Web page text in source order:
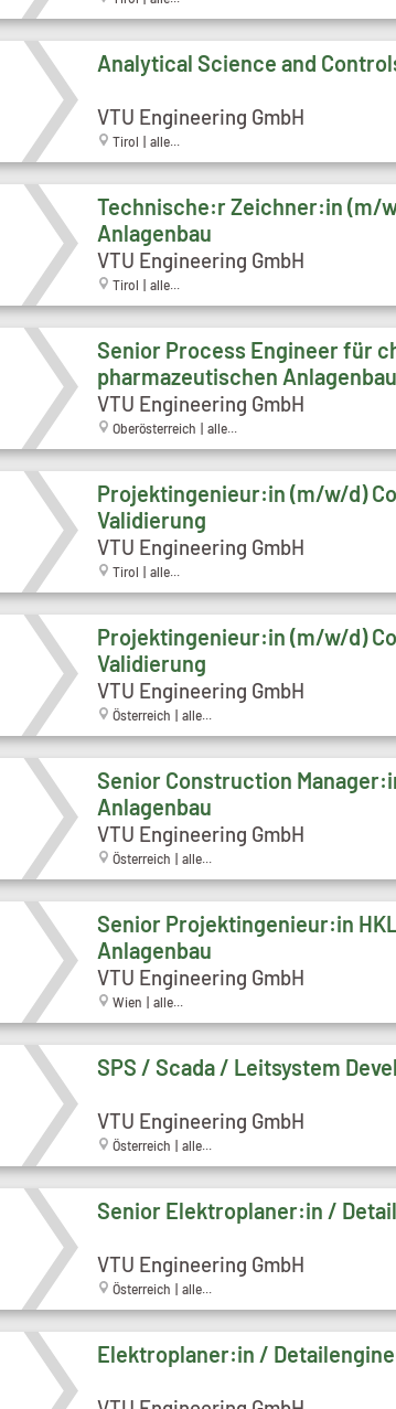
Analytical Science and
VTU Engineering GmbH
Tirol | alle...
Technische:r Zeichner:in (m/
Anlagenbau
VTU Engineering GmbH
Tirol | alle...
Senior Process Engineer für
pharmazeutischen
VTU Engineering GmbH
Oberösterreich | alle...
Projektingenieur:in (m/w/d)
Validierung
VTU Engineering GmbH
Tirol | alle...
Projektingenieur:in (m/w/d)
Validierung
VTU Engineering GmbH
Österreich | alle...
Senior Construction
Anlagenbau
VTU Engineering GmbH
Österreich | alle...
Senior Projektingenieur:in
Anlagenbau
VTU Engineering GmbH
Wien | alle...
SPS / Scada / Leitsystem
VTU Engineering GmbH
Österreich | alle...
Senior Elektroplaner:in /
VTU Engineering GmbH
Österreich | alle...
Elektroplaner:in /